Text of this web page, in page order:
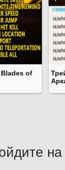
of
на